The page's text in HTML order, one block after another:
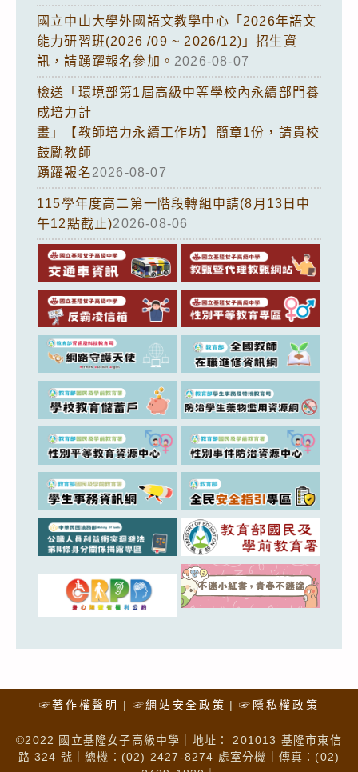
國立中山大學外國語文教學中心「2026年語文
能力研習班(2026 /09 ~ 2026/12)」招生資
訊，請踴躍報名參加。 2026-08-07
檢送「環境部第1屆高級中等學校內永續部門養
成培力計
畫」【教師培力永續工作坊】簡章1份，請貴校
鼓勵教師
踴躍報名2026-08-07
115學年度高二第一階段轉組申請(8月13日中
午12點截止)2026-08-06
☞著作權聲明 ☞網站安全政策 ☞隱私權政策
©2022 國立基隆女子高級中學｜地址： 201013 基隆市東信
路 324 號｜總機：(02) 2427-8274 處室分機｜傳真：(02)